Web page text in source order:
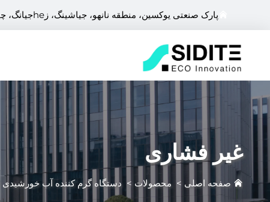
پارک صنعتی یوکسین، منطقه نانهو، جیاشینگ، زheجیانگ، چین
غیر فشاری
صفحه اصلی > محصولات > دستگاه گرم کننده آب خورشیدی